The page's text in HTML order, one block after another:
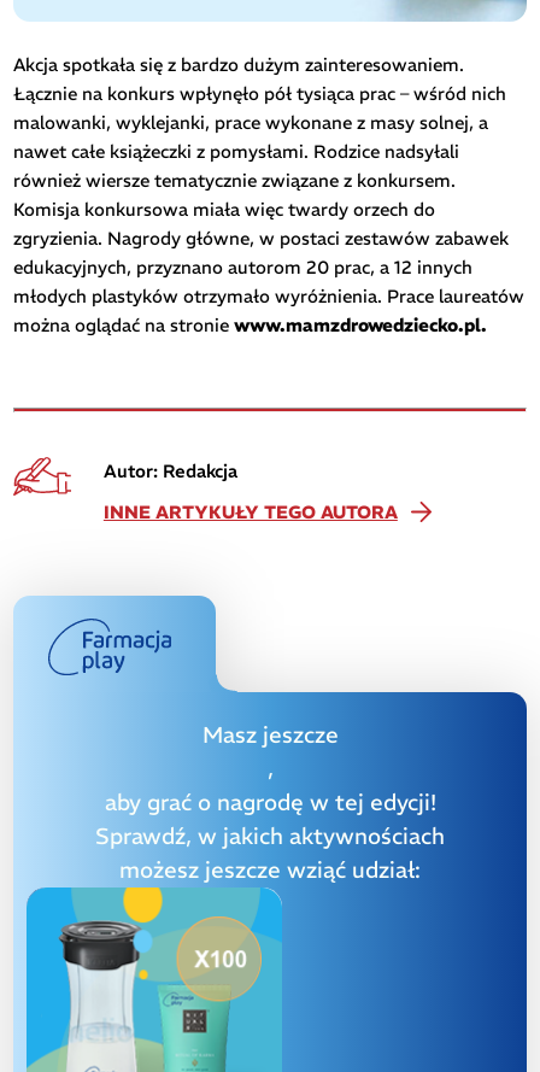
Akcja spotkała się z bardzo dużym zainteresowaniem.
Łącznie na konkurs wpłynęło pół tysiąca prac – wśród nich
malowanki, wyklejanki, prace wykonane z masy solnej, a
nawet całe książeczki z pomysłami. Rodzice nadsyłali
również wiersze tematycznie związane z konkursem.
Komisja konkursowa miała więc twardy orzech do
zgryzienia. Nagrody główne, w postaci zestawów zabawek
edukacyjnych, przyznano autorom 20 prac, a 12 innych
młodych plastyków otrzymało wyróżnienia. Prace laureatów
można oglądać na stroniewww.mamzdrowedziecko.pl.
Autor: Redakcja
INNE ARTYKUŁY TEGO AUTORA
Masz jeszcze
,
aby grać o nagrodę w tej edycji!
Sprawdź, w jakich aktywnościach
możesz jeszcze wziąć udział: